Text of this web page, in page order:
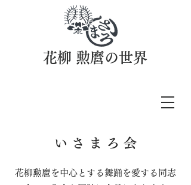
花柳 勲麿の世界
い さ ま ろ 会
花柳勲麿を中心とする舞踊を愛する同志